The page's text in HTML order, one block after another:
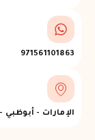
971561101863
الإمارات -